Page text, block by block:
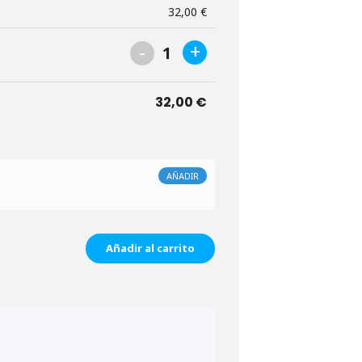
32,00 €
- 1 +
32,00 €
AÑADIR
Añadir al carrito